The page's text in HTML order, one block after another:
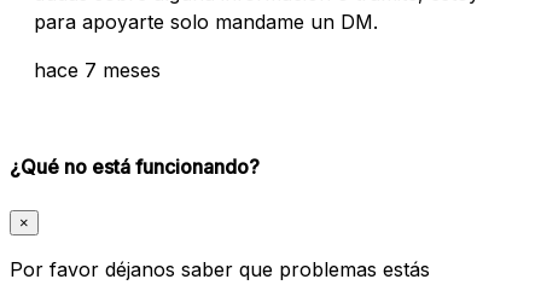
para apoyarte solo mandame un DM.
hace 7 meses
¿Qué no está funcionando?
×
Por favor déjanos saber que problemas estás